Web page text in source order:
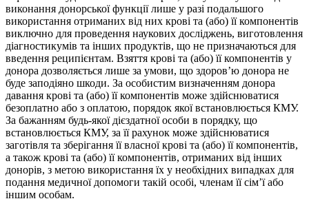
виконання донорської функції лише у разі подальшого
використання отриманих від них крові та (або) її компонентів
виключно для проведення наукових досліджень, виготовлення
діагностикумів та інших продуктів, що не призначаються для
введення реципієнтам. Взяття крові та (або) її компонентів у
донора дозволяється лише за умови, що здоров’ю донора не
буде заподіяно шкоди. За особистим визначенням донора
давання крові та (або) її компонентів може здійснюватися
безоплатно або з оплатою, порядок якої встановлюється КМУ.
За бажанням будь-якої дієздатної особи в порядку, що
встановлюється КМУ, за її рахунок може здійснюватися
заготівля та зберігання її власної крові та (або) її компонентів,
а також крові та (або) її компонентів, отриманих від інших
донорів, з метою використання їх у необхідних випадках для
подання медичної допомоги такій особі, членам її сім’ї або
іншим особам.